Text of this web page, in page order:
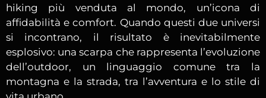
hiking più venduta al mondo, un’icona di
affidabilità e comfort. Quando questi due universi
si incontrano, il risultato è inevitabilmente
esplosivo: una scarpa che rappresenta l’evoluzione
dell’outdoor, un linguaggio comune tra la
montagna e la strada, tra l’avventura e lo stile di